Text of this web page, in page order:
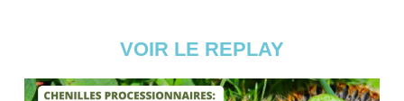
VOIR LE REPLAY